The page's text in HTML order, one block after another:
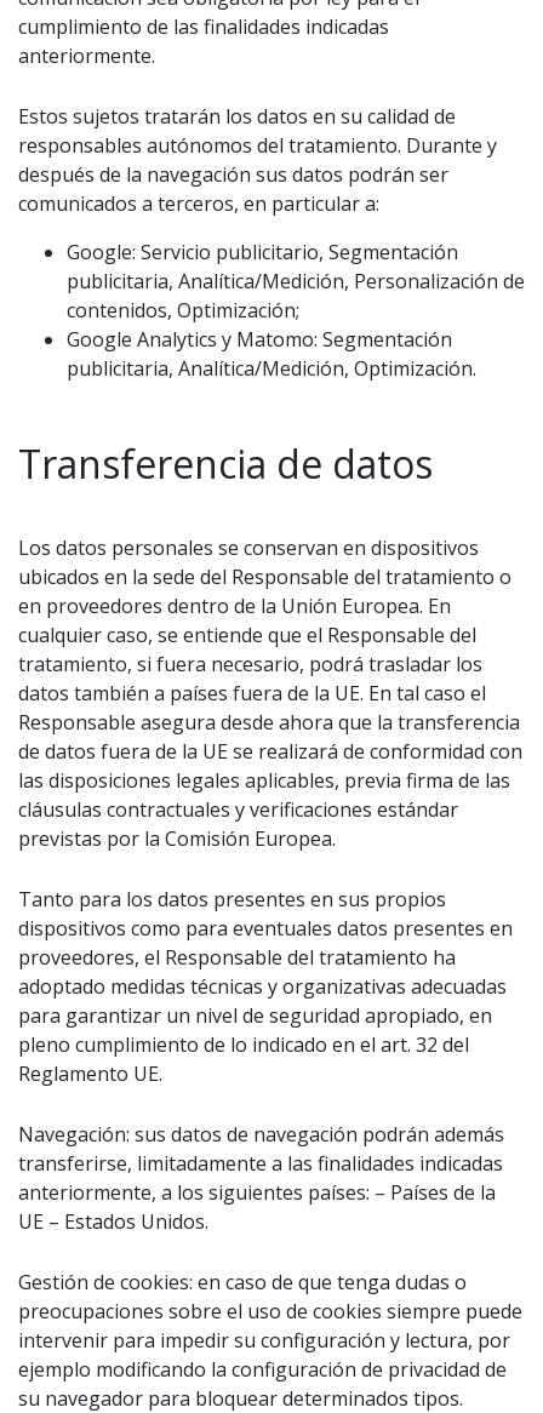
cumplimiento de las finalidades indicadas
anteriormente.
Estos sujetos tratarán los datos en su calidad de
responsables autónomos del tratamiento. Durante y
después de la navegación sus datos podrán ser
comunicados a terceros, en particular a:
Google: Servicio publicitario, Segmentación
publicitaria, Analítica/Medición, Personalización de
contenidos, Optimización;
Google Analytics y Matomo: Segmentación
publicitaria, Analítica/Medición, Optimización.
Transferencia de datos
Los datos personales se conservan en dispositivos
ubicados en la sede del Responsable del tratamiento o
en proveedores dentro de la Unión Europea. En
cualquier caso, se entiende que el Responsable del
tratamiento, si fuera necesario, podrá trasladar los
datos también a países fuera de la UE. En tal caso el
Responsable asegura desde ahora que la transferencia
de datos fuera de la UE se realizará de conformidad con
las disposiciones legales aplicables, previa firma de las
cláusulas contractuales y verificaciones estándar
previstas por la Comisión Europea.
Tanto para los datos presentes en sus propios
dispositivos como para eventuales datos presentes en
proveedores, el Responsable del tratamiento ha
adoptado medidas técnicas y organizativas adecuadas
para garantizar un nivel de seguridad apropiado, en
pleno cumplimiento de lo indicado en el art. 32 del
Reglamento UE.
Navegación: sus datos de navegación podrán además
transferirse, limitadamente a las finalidades indicadas
anteriormente, a los siguientes países: – Países de la
UE – Estados Unidos.
Gestión de cookies: en caso de que tenga dudas o
preocupaciones sobre el uso de cookies siempre puede
intervenir para impedir su configuración y lectura, por
ejemplo modificando la configuración de privacidad de
su navegador para bloquear determinados tipos.